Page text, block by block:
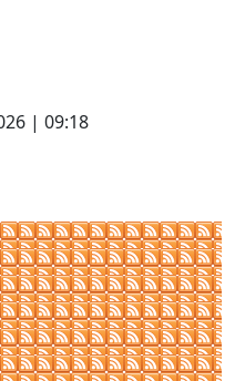
| 09:18